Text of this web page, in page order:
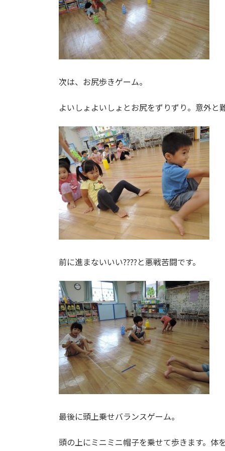
次は、お尻歩きゲーム。
よいしょよいしょとお尻をずりずり。意外と
前に進まないいい????と悪戦苦闘です。
最後に頭上乗せバランスゲーム。
頭の上にミニミニ帽子を乗せて歩きます。体